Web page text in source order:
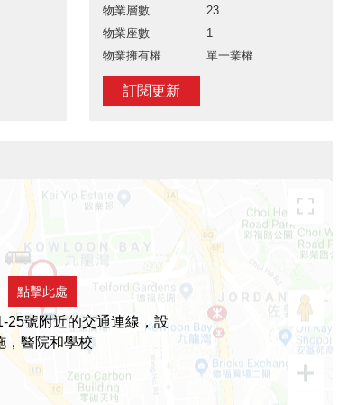
物業層數
23
物業座數
1
物業擁有權
單一業權
訂閱更新
點擊此處
25號附近的交通連線，設
，醫院和學校